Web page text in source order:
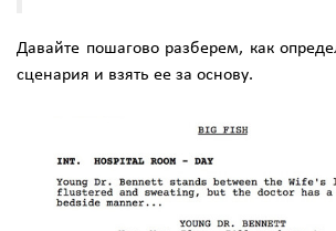
Давайте пошагово разберем, как
сценария и взять ее за основу.